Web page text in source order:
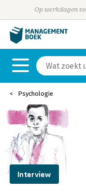
Op werkdagen
Psychologie
Interview